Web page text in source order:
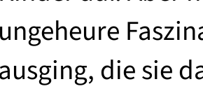
ungeheure
ausging, die sie